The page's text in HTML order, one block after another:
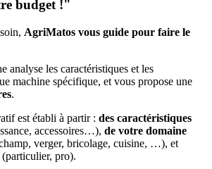
budget !"
AgriMatos vous guide pour faire le
analyse les caractéristiques et les
machine spécifique, et vous propose une
.
est établi à partir : des caractéristiques
accessoires…), de votre domaine
verger, bricolage, cuisine, …), et
(particulier, pro).